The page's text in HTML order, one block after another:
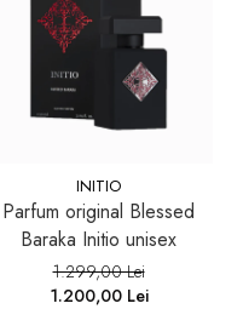
INITIO
Parfum original Blessed
Baraka Initio unisex
1.299,00 Lei
1.200,00 Lei